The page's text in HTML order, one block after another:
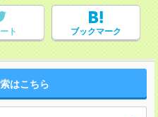
ト ブックマーク
はこちら